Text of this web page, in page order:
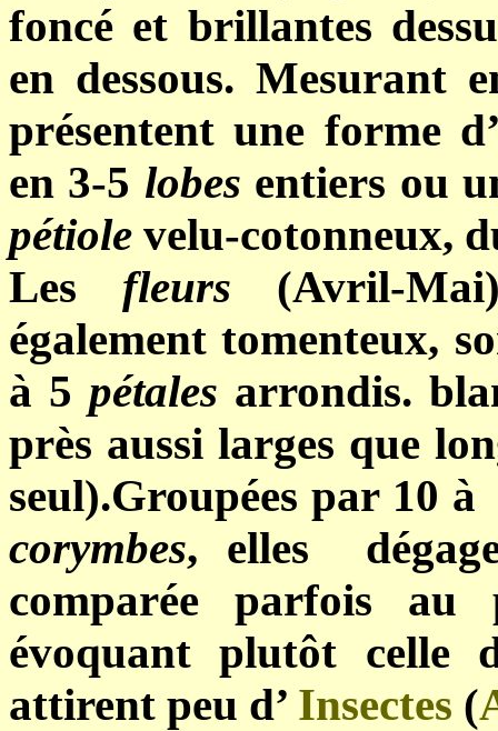
foncé et brillantes
en dessous. Mesurant
présentent une forme
en 3-5 lobes entiers ou
pétiole velu-cotonneux,
Les fleurs (Avril-
également tomenteux,
à 5 pétales arrondis.
près aussi larges que
seul).Groupées par 10
corymbes, elles
comparée parfois au
évoquant plutôt celle
attirent peu d’ Insectes (